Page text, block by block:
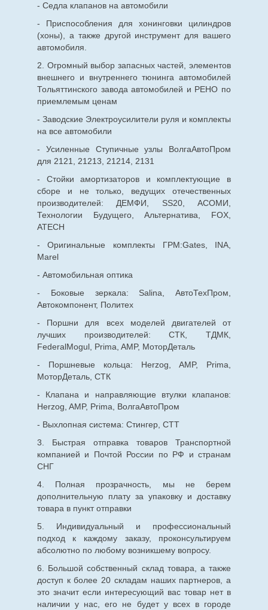
- Седла клапанов на автомобили
- Приспособления для хонинговки цилиндров
(хоны), а также другой инструмент для вашего
автомобиля.
2. Огромный выбор запасных частей, элементов
внешнего и внутреннего тюнинга автомобилей
Тольяттинского завода автомобилей и РЕНО по
приемлемым ценам
- Заводские Электроусилители руля и комплекты
на все автомобили
- Усиленные Ступичные узлы ВолгаАвтоПром
для 2121, 21213, 21214, 2131
- Стойки амортизаторов и комплектующие в
сборе и не только, ведущих отечественных
производителей: ДЕМФИ, SS20, АСОМИ,
Технологии Будущего, Альтернатива, FOX,
ATECH
- Оригинальные комплекты ГРМ:Gates, INA,
Marel
- Автомобильная оптика
- Боковые зеркала: Salina, АвтоТехПром,
Автокомпонент, Политех
- Поршни для всех моделей двигателей от
лучших производителей: СТК, ТДМК,
FederalMogul, Prima, AMP, МоторДеталь
- Поршневые кольца: Herzog, AMP, Prima,
МоторДеталь, СТК
- Клапана и направляющие втулки клапанов:
Herzog, AMP, Prima, ВолгаАвтоПром
- Выхлопная система: Стингер, СТТ
3. Быстрая отправка товаров Транспортной
компанией и Почтой России по РФ и странам
СНГ
4. Полная прозрачность, мы не берем
дополнительную плату за упаковку и доставку
товара в пункт отправки
5. Индивидуальный и профессиональный
подход к каждому заказу, проконсультируем
абсолютно по любому возникшему вопросу.
6. Большой собственный склад товара, а также
доступ к более 20 складам наших партнеров, а
это значит если интересующий вас товар нет в
наличии у нас, его не будет у всех в городе